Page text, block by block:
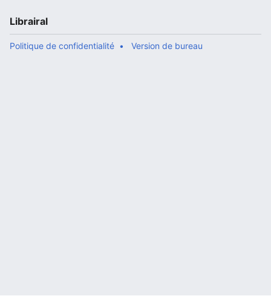
Librairal
Politique de confidentialité Version de bureau